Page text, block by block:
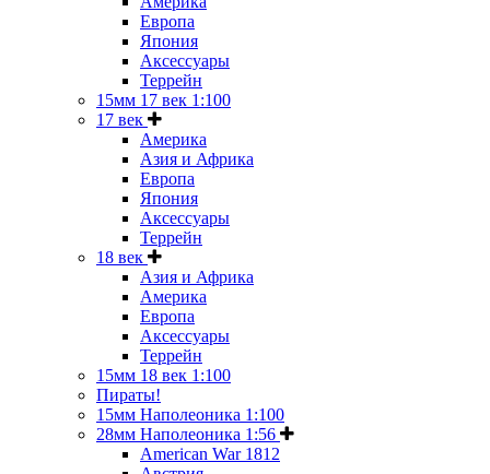
Европа
Япония
Аксессуары
Террейн
15мм 17 век 1:100
17 век
Америка
Азия и Африка
Европа
Япония
Аксессуары
Террейн
18 век
Азия и Африка
Америка
Европа
Аксессуары
Террейн
15мм 18 век 1:100
Пираты!
15мм Наполеоника 1:100
28мм Наполеоника 1:56
American War 1812